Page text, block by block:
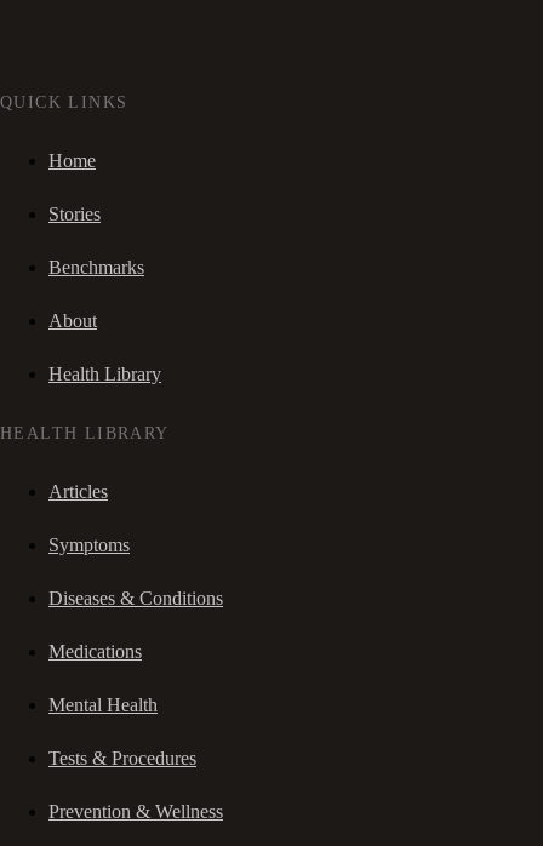
QUICK LINKS
Home
Stories
Benchmarks
About
Health Library
HEALTH LIBRARY
Articles
Symptoms
Diseases & Conditions
Medications
Mental Health
Tests & Procedures
Prevention & Wellness